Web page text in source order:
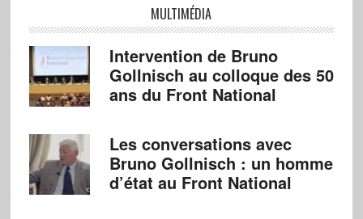
MULTIMÉDIA
Intervention de Bruno
Gollnisch au colloque des 50
ans du Front National
Les conversations avec
Bruno Gollnisch : un homme
d’état au Front National